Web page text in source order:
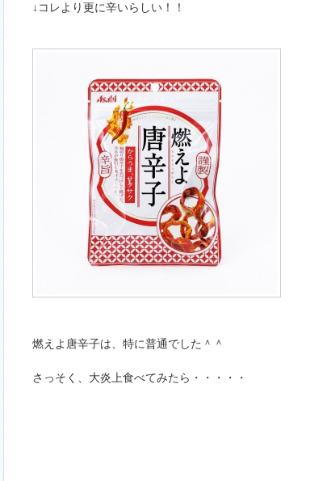
↓コレより更に辛いらしい！！
燃えよ唐辛子は、特に普通でした＾＾
さっそく、大炎上食べてみたら・・・・・